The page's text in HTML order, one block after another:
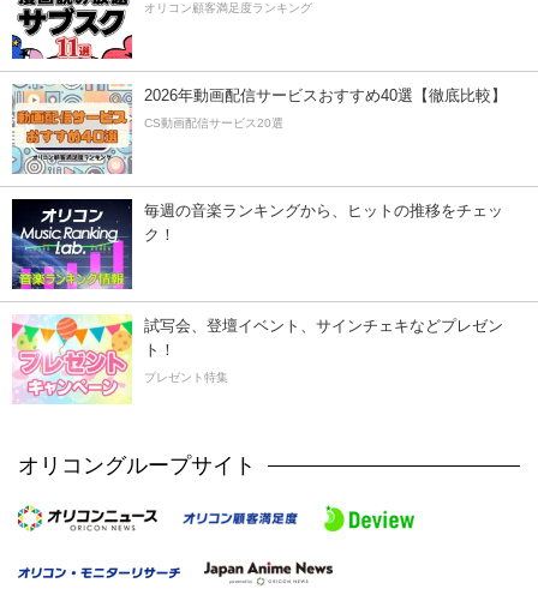
オリコン顧客満足度ランキング
2026年動画配信サービスおすすめ40選【徹底比較】
CS動画配信サービス20選
毎週の音楽ランキングから、ヒットの推移をチェッ
ク！
試写会、登壇イベント、サインチェキなどプレゼン
ト！
プレゼント特集
オリコングループサイト